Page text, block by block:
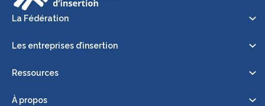
La Fédération
Les entreprises d’insertion
Ressources
À propos